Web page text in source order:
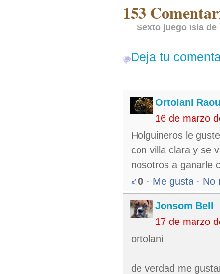
153
Sexto juego Isla
Deja tu
Ortolani
16 de marzo
Holguineros le
con villa clara y se
nosotros a ganarle
0 · Me gusta · No
Jonsom Bell
17 de marzo
ortolani
de verdad me